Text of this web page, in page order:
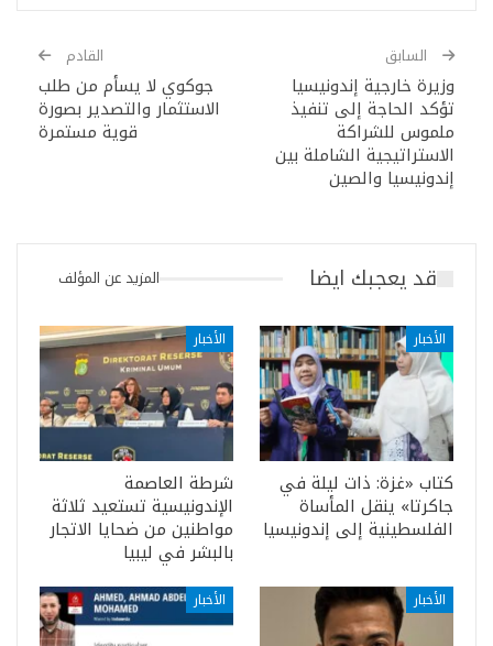
السابق
وزيرة خارجية إندونيسيا
تؤكد الحاجة إلى تنفيذ
ملموس للشراكة
الاستراتيجية الشاملة بين
إندونيسيا والصين
القادم
جوكوي لا يسأم من طلب
الاستثمار والتصدير بصورة
قوية مستمرة
قد يعجبك ايضا المزيد عن المؤلف
الأخبار
كتاب «غزة: ذات ليلة في
جاكرتا» ينقل المأساة
الفلسطينية إلى إندونيسيا
الأخبار
شرطة العاصمة
الإندونيسية تستعيد ثلاثة
مواطنين من ضحايا الاتجار
بالبشر في ليبيا
الأخبار الأخبار